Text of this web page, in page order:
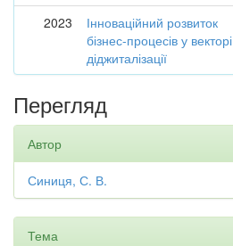
2023
Інноваційний розвиток
бізнес-процесів у векторі
діджиталізації
Перегляд
Автор
Синиця, С. В.
Тема